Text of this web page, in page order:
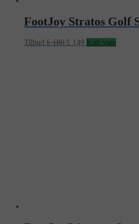
FootJoy Stratos Golf
Tilbud £189 £ 149 Køb vare